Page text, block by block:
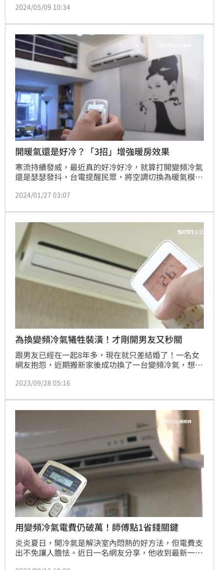
菱重工或富士通。
2024/05/09 10:34
開暖氣還是好冷？「3招」增強暖房效果
寒流持續發威，最近真的好冷好冷，就算打開變頻冷氣
還是瑟瑟發抖，台電提醒民眾，將空調切換為暖氣模式
2024/01/27 03:07
為換變頻冷氣犧牲裝潢！才剛開男友又秒關
跟男友已經在一起8年多，現在就只差結婚了！一名女
網友抱怨，近期搬新家後成功換了一台變頻冷氣，想不
搞到最後兩個人都汗流浹背，還是堅持要到晚上洗完澡
2023/09/28 05:16
用變頻冷氣電費仍破萬！師傅點1省錢關鍵
炎炎夏日，開冷氣是解決室內悶熱的好方法，但電費支
出不免讓人膽怯。近日一名網友分享，他收到最新一期